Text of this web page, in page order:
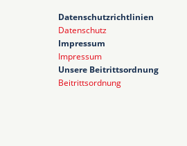
Datenschutzrichtlinien
Datenschutz
Impressum
Impressum
Unsere Beitrittsordnung
Beitrittsordnung